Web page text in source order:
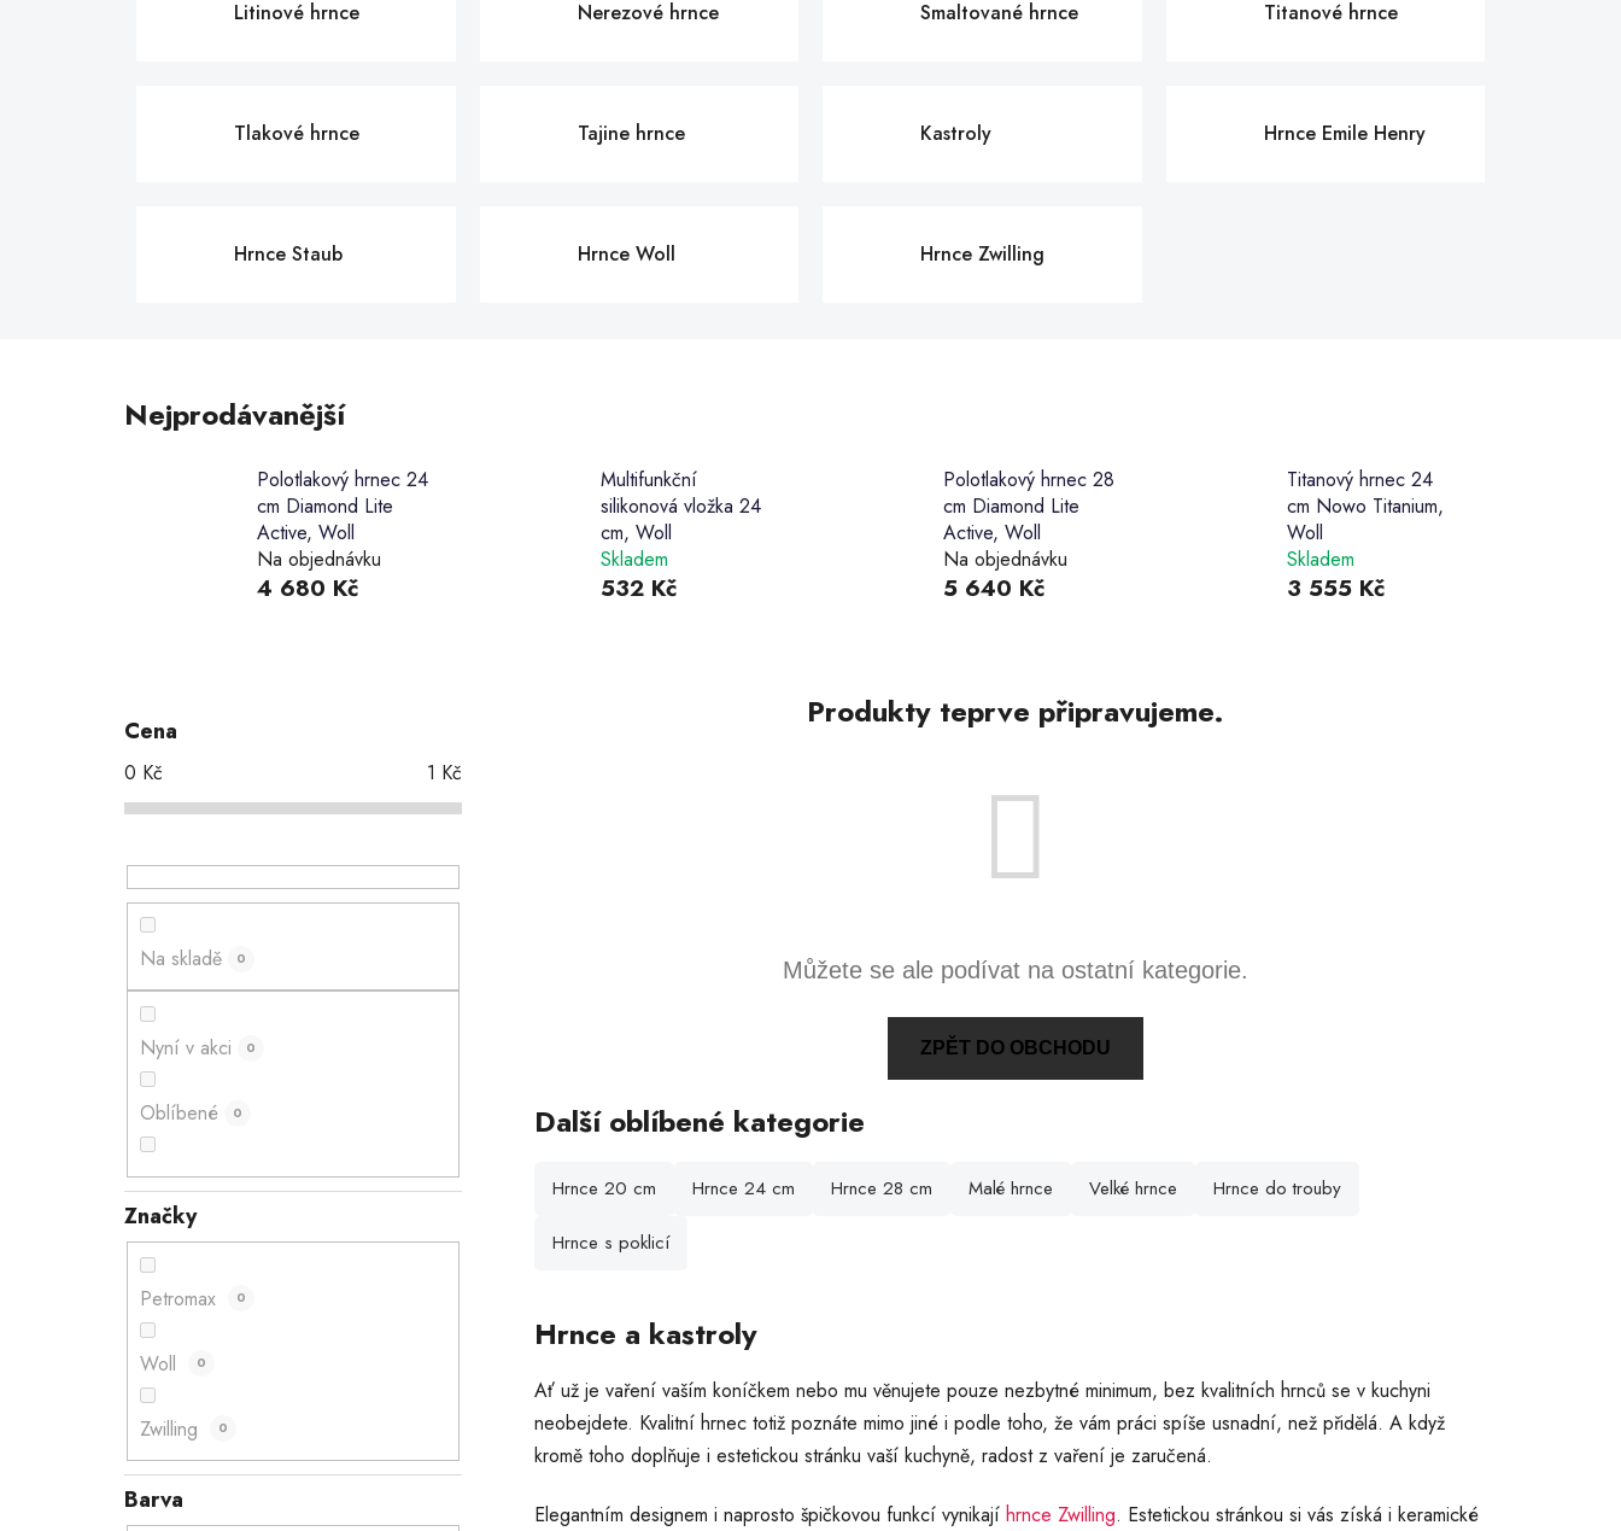
Litinové hrnce Nerezové hrnce Smaltované hrnce Titanové hrnce
Tlakové hrnce Tajine hrnce Kastroly Hrnce Emile Henry
Hrnce Staub Hrnce Woll Hrnce Zwilling
Nejprodávanější
Polotlakový hrnec 24
cm Diamond Lite
Active, Woll
Na objednávku
4 680 Kč
Multifunkční
silikonová vložka 24
cm, Woll
Skladem
532 Kč
Polotlakový hrnec 28
cm Diamond Lite
Active, Woll
Na objednávku
5 640 Kč
Titanový hrnec 24
cm Nowo Titanium,
Woll
Skladem
3 555 Kč
Cena
0 Kč 1 Kč
Na skladě 0
Nyní v akci 0
Oblíbené 0
Značky
Petromax 0
Woll 0
Zwilling 0
Barva
Produkty teprve připravujeme.
Můžete se ale podívat na ostatní kategorie.
ZPĚT DO OBCHODU
Další oblíbené kategorie
Hrnce 20 cm Hrnce 24 cm Hrnce 28 cm Malé hrnce Velké hrnce Hrnce do trouby
Hrnce s poklicí
Hrnce a kastroly
Ať už je vaření vaším koníčkem nebo mu věnujete pouze nezbytné minimum, bez kvalitních hrnců se v kuchyni
neobejdete. Kvalitní hrnec totiž poznáte mimo jiné i podle toho, že vám práci spíše usnadní, než přidělá. A když
kromě toho doplňuje i estetickou stránku vaší kuchyně, radost z vaření je zaručená.
Elegantním designem i naprosto špičkovou funkcí vynikají hrnce Zwilling. Estetickou stránkou si vás získá i keramické